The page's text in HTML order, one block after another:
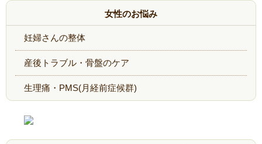
女性のお悩み
妊婦さんの整体
産後トラブル・骨盤のケア
生理痛・PMS(月経前症候群)